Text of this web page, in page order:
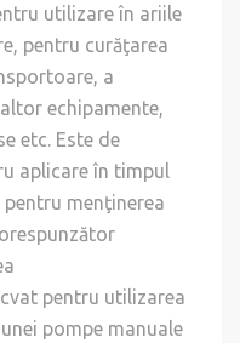
utilizare în ariile
pentru curăţarea
a
echipamente,
etc. Este de
aplicare în timpul
menţinerea
pentru utilizarea
pompe manuale